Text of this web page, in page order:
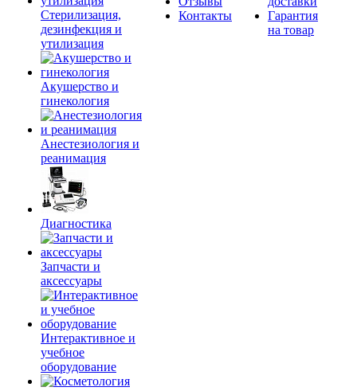
Стерилизация,
дезинфекция и
утилизация
Акушерство и
гинекология
Анестезиология и
реанимация
Диагностика
Запчасти и
аксессуары
Интерактивное и
учебное
оборудование
Контакты
Гарантия
на товар